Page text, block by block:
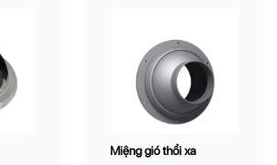
Miệng gió thổi xa